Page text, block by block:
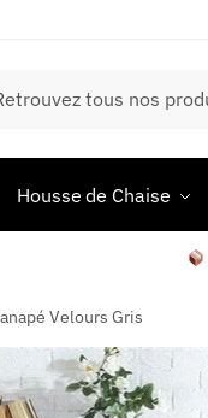
Housse de Chaise
Velours Gris